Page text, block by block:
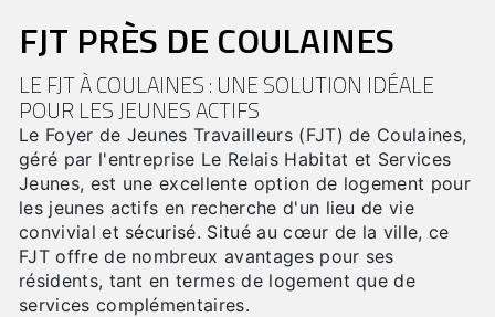
FJT PRÈS DE COULAINES
LE FJT À COULAINES : UNE SOLUTION IDÉALE
POUR LES JEUNES ACTIFS
Le Foyer de Jeunes Travailleurs (FJT) de Coulaines,
géré par l'entreprise Le Relais Habitat et Services
Jeunes, est une excellente option de logement pour
les jeunes actifs en recherche d'un lieu de vie
convivial et sécurisé. Situé au cœur de la ville, ce
FJT offre de nombreux avantages pour ses
résidents, tant en termes de logement que de
services complémentaires.